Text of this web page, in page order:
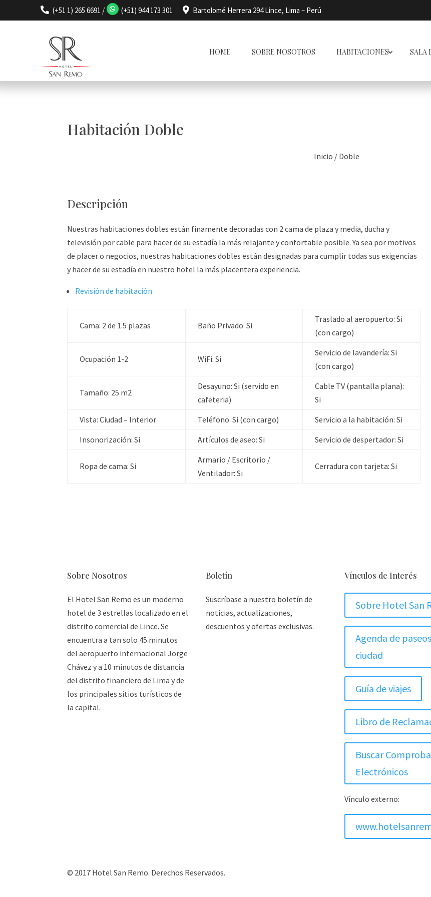
 (+51 1) 265 6691 / (+51) 944 173 301  Bartolomé Herrera 294 Lince, Lima – Perú
HOME SOBRE NOSOTROS HABITACIONES SALA
Habitación Doble
Inicio / Doble
Descripción
Nuestras habitaciones dobles están finamente decoradas con 2 cama de plaza y media, ducha y
televisión por cable para hacer de su estadía la más relajante y confortable posible. Ya sea por motivos
de placer o negocios, nuestras habitaciones dobles están designadas para cumplir todas sus exigencias
y hacer de su estadía en nuestro hotel la más placentera experiencia.
Revisión de habitación
Cama: 2 de 1.5 plazas Baño Privado: Si
Traslado al aeropuerto: Si
(con cargo)
Ocupación 1-2 WiFi: Si
Servicio de lavandería: Si
(con cargo)
Tamaño: 25 m2
Desayuno: Si (servido en
cafeteria)
Cable TV (pantalla plana):
Si
Vista: Ciudad – Interior Teléfono: Si (con cargo) Servicio a la habitación: Si
Insonorización: Si Artículos de aseo: Si Servicio de despertador: Si
Ropa de cama: Si
Armario / Escritorio /
Ventilador: Si
Cerradura con tarjeta: Si
Sobre Nosotros
El Hotel San Remo es un moderno
hotel de 3 estrellas localizado en el
distrito comercial de Lince. Se
encuentra a tan solo 45 minutos
del aeropuerto internacional Jorge
Chávez y a 10 minutos de distancia
del distrito financiero de Lima y de
los principales sitios turísticos de
la capital.
Boletín
Suscríbase a nuestro boletín de
noticias, actualizaciones,
descuentos y ofertas exclusivas.
Vínculos de Interés
Sobre Hotel San
Agenda de
ciudad
Guía de viajes
Libro de
Buscar
Electrónicos
Vínculo externo:
© 2017 Hotel San Remo. Derechos Reservados.